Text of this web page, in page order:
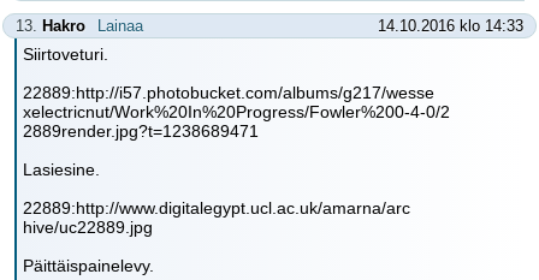
13. Hakro Lainaa 14.10.2016 klo 14:33
Siirtoveturi.
22889:http://i57.photobucket.com/albums/g217/wesse
xelectricnut/Work%20In%20Progress/Fowler%200-4-0/2
2889render.jpg?t=1238689471
Lasiesine.
22889:http://www.digitalegypt.ucl.ac.uk/amarna/arc
hive/uc22889.jpg
Päittäispainelevy.